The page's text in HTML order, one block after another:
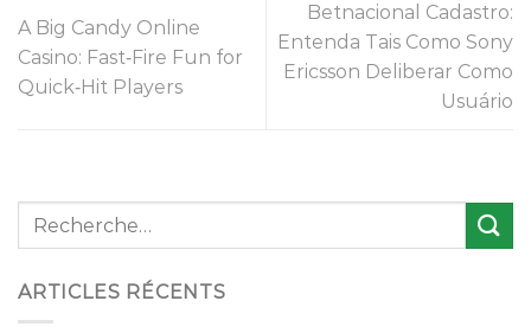
A Big Candy Online
Casino: Fast‑Fire Fun for
Quick‑Hit Players
Betnacional Cadastro:
Entenda Tais Como Sony
Ericsson Deliberar Como
Usuário
ARTICLES RÉCENTS